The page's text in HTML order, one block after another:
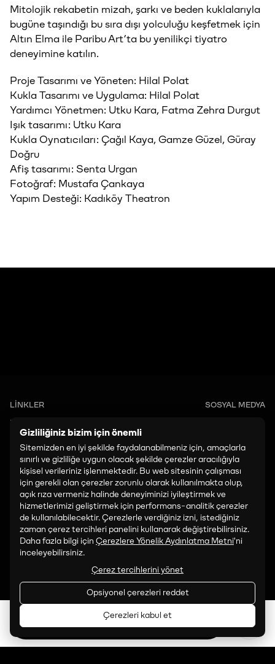
Mitolojik rekabetin mizah, şarkı ve beden kuklalarıyla
bugüne taşındığı bu sıra dışı yolculuğu keşfetmek için
Altın Elma ile Paribu Art’ta bu yenilikçi tiyatro
deneyimine katılın.
Proje Tasarımı ve Yöneten: Hilal Polat
Kukla Tasarımı ve Uygulama: Hilal Polat
Yardımcı Yönetmen: Utku Kara, Fatma Zehra Durgut
Işık tasarımı: Utku Kara
Kukla Oynatıcıları: Çağıl Kaya, Gamze Güzel, Güray
Doğru
Afiş tasarımı: Senta Urgan
Fotoğraf: Mustafa Çankaya
Yapım Desteği: Kadıköy Theatron
LİNKLER
Etkinlikler
Ziyaret Edin
SOSYAL MEDYA
LinkedIn
TikTok
Facebook
İLETİŞİM
art@paribu.com
PROGRAMLAMA:
art.programming@paribu.com
SATIŞ VE İŞ BIRLIĞI:
art.partnerships@paribu.com
Gizliliğiniz bizim için önemli
Sitemizden en iyi şekilde faydalanabilmeniz için, amaçlarla
sınırlı ve gizliliğe uygun olacak şekilde çerezler aracılığıyla
kişisel verileriniz işlenmektedir. Bu web sitesinin çalışması
için gerekli olan çerezler zorunlu olarak kullanılmakta olup,
açık rıza vermeniz halinde deneyiminizi iyileştirmek ve
hizmetlerimizi geliştirmek için performans-analitik çerezler
de kullanılabilecektir. Çerezlerle verdiğiniz izni, istediğiniz
zaman çerez tercihleri panelini kullanarak değiştirebilirsiniz.
Daha fazla bilgi için Çerezlere Yönelik Aydınlatma Metni'ni
inceleyebilirsiniz.
Çerez tercihlerini yönet
Opsiyonel çerezleri reddet
Çerezleri kabul et